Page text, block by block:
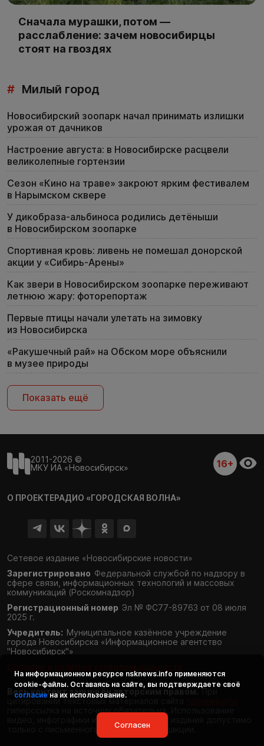
Сначала мурашки, потом —
расслабление: зачем новосибирцы
стоят на гвоздях
# Милый город
Новосибирский зоопарк начал принимать излишки
урожая от дачников
Настроение августа: в Новосибирске расцвели
великолепные гортензии
Сезон «Кино на траве» закроют ярким фестивалем
в Нарымском сквере
У дикобраза-альбиноса родились детёныши
в Новосибирском зоопарке
Спортивная кровь: ливень не помешал донорской
акции у «Сибирь-Арены»
Как звери в Новосибирском зоопарке переживают
летнюю жару: фоторепортаж
Первые птицы начали улетать на зимовку
из Новосибирска
«Ракушечный рай» на Обском море объяснили
в музее природы
Показать ещё
2011-2026 ©
МКУ ИА «Новосибирск»
16+
О ПРОЕКТЕРАДИО «ГОРОДСКАЯ ВОЛНА»
Сетевое издание «Новосибирские новости»
Зарегистрировано Федеральной службой по надзору в
сфере связи, информационных технологий и массовых
коммуникаций (Роскомнадзор)
Регистрационный номер Эл № ФС77-89763 от 08 июля
2025 г.
Учредитель: Муниципальное казённое учреждение
города Новосибирска «Информационное агентство
"Новосибирск"»
Весь контент защищён авторским правом. При
цитировании текстовых материалов сайта
гиперссылка на источник обязательна. Использование
видео, инфографики и фотоматериалов издания допустимо
только с письменного разрешения редакции.
На информационном ресурсе nsknews.info применяются
cookie-файлы. Оставаясь на сайте, вы подтверждаете своё
согласие на их использование.
Согласен